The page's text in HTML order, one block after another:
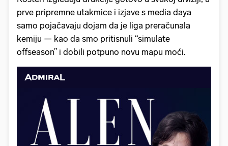
prve pripremne utakmice i izjave s media daya
samo pojačavaju dojam da je liga preračunala
kemiju — kao da smo pritisnuli “simulate
offseason” i dobili potpuno novu mapu moći.